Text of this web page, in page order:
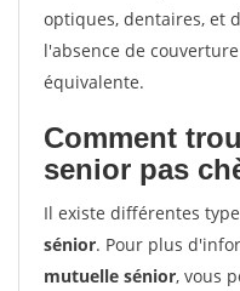
optiques, dentaires, et
l'absence de
équivalente.
Comment
senior pas
Il existe différentes
sénior. Pour plus
mutuelle sénior, vous